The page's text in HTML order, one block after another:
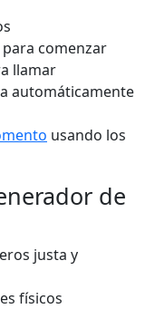
comenzar
llamar
automáticamente
usando los
de
justa y
físicos